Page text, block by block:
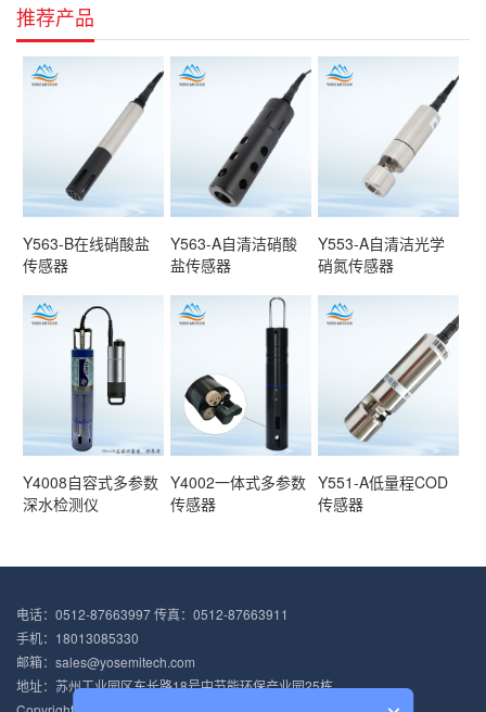
推荐产品
Y563-B在线硝酸盐
传感器
Y563-A自清洁硝酸
盐传感器
Y553-A自清洁光学
硝氮传感器
Y4008自容式多参数
深水检测仪
Y4002一体式多参数
传感器
Y551-A低量程COD
传感器
电话：0512-87663997 传真：0512-87663911
手机：18013085330
邮箱：sales@yosemitech.com
地址：苏州工业园区东长路18号中节能环保产业园25栋